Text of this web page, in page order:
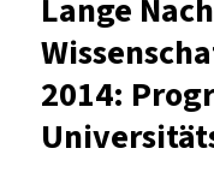
der
Lange
2014: